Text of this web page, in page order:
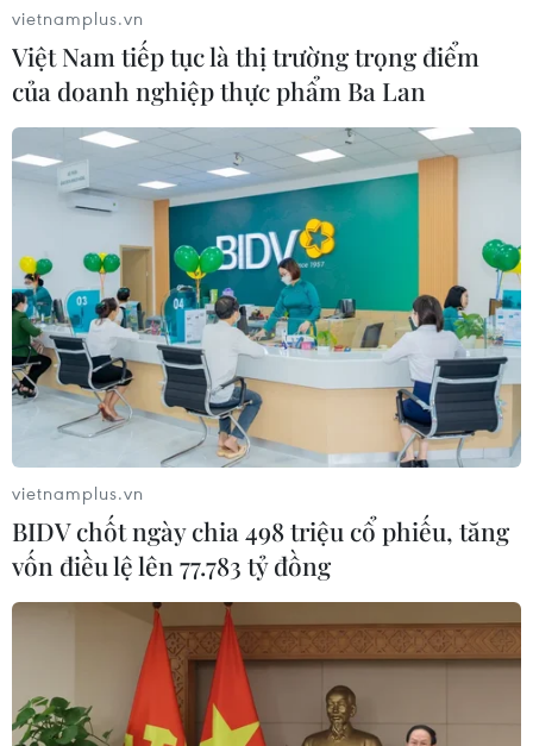
#thắt lưng buộc bụng
Theo dõi VietnamPlus
TIN LIÊN QUAN
Quỹ VEIL: Nền kinh tế Việt Nam có khả
vietnamplus.vn
Việt Nam tiếp tục là thị trường trọng điểm
của doanh nghiệp thực phẩm Ba Lan
vietnamplus.vn
BIDV chốt ngày chia 498 triệu cổ phiếu, tăng
vốn điều lệ lên 77.783 tỷ đồng